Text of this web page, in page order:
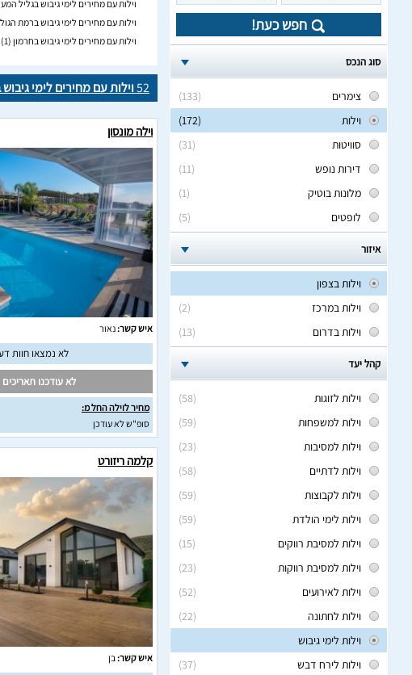
חפש כעת!
סוג הנכס
(133)
צימרים
(172)
וילות
(31)
סוויטות
(11)
דירות נופש
(1)
מלונות בוטיק
(5)
לופטים
איזור
וילות בצפון
(2)
וילות במרכז
(13)
וילות בדרום
קהל יעד
(58)
וילות לזוגות
(59)
וילות למשפחות
(23)
וילות למסיבות
(58)
וילות לדתיים
(59)
וילות לקבוצות
(59)
וילות לימי הולדת
(15)
וילות למסיבת רווקים
(23)
וילות למסיבת רווקות
(52)
וילות לאירועים
(22)
וילות לחתונה
וילות לימי גיבוש
(37)
וילות לירח דבש
וילות עם מחירים לימי גיבוש בגליל
וילות עם מחירים לימי גיבוש ברמת
וילות עם מחירים לימי גיבוש בחרמון (1)
52וילות עם מחירים לימי גיבוש
וילה מונסון
איש קשר:נאור
לא נמצאו חוות
לא עודכנו תאריכים
מחיר לוילה החל מ:
סופ"ש לא עודכן
קלמה ריזורט
איש קשר:בן